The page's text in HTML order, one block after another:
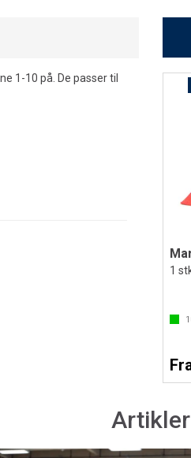
1-10 på. De passer til
1
Artikler